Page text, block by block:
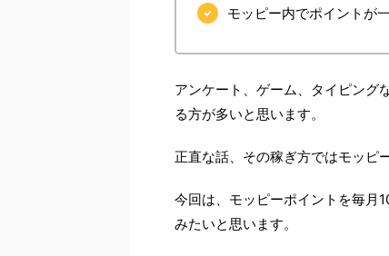
モッピー内でポイントが
アンケート、ゲーム、タイピング
る方が多いと思います。
正直な話、その稼ぎ方ではモッピ
今回は、モッピーポイントを毎月
みたいと思います。